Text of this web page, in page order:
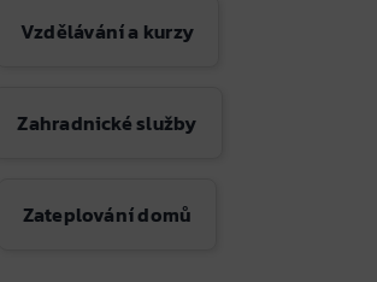
Vzdělávání a kurzy
Zahradnické služby
Zateplování domů